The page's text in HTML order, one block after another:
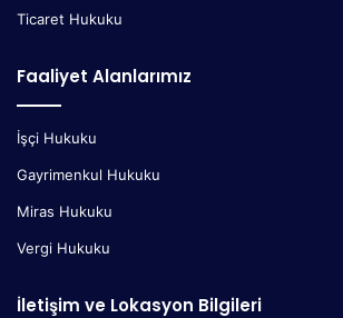
Ticaret Hukuku
Faaliyet Alanlarımız
İşçi Hukuku
Gayrimenkul Hukuku
Miras Hukuku
Vergi Hukuku
İletişim ve Lokasyon Bilgileri